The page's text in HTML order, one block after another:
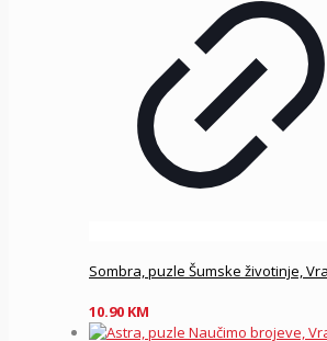
Sombra, puzle Šumske životinje,
10.90 KM